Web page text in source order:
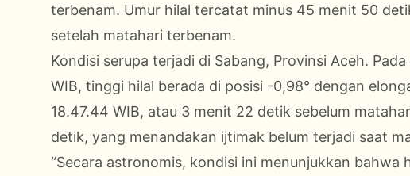
terbenam. Umur hilal tercatat minus 45 menit 50
setelah matahari terbenam.
Kondisi serupa terjadi di Sabang, Provinsi Aceh.
WIB, tinggi hilal berada di posisi -0,98° dengan
18.47.44 WIB, atau 3 menit 22 detik sebelum
detik, yang menandakan ijtimak belum terjadi saat
“Secara astronomis, kondisi ini menunjukkan bahwa